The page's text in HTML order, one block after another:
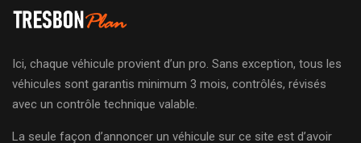
Ici, chaque véhicule provient d’un pro. Sans exception, tous les
véhicules sont garantis minimum 3 mois, contrôlés, révisés
avec un contrôle technique valable.
La seule façon d’annoncer un véhicule sur ce site est d’avoir